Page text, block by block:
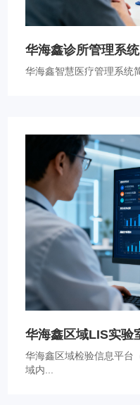
华海鑫诊所管理系统
华海鑫智慧医疗管理系统
华海鑫区域LIS实验
华海鑫区域检验信息平台
域内...